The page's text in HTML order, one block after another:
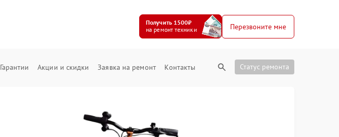
Получить 1500₽
на ремонт техники
Перезвоните мне
Гарантии Акции и скидки Заявка на ремонт Контакты Статус ремонта